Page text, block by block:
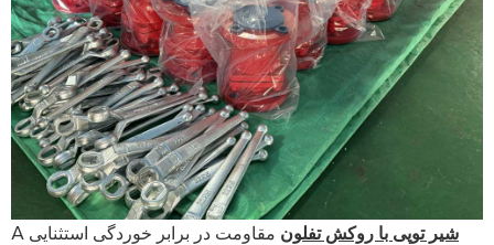
A شیر توپی با روکش تفلون مقاومت در برابر خوردگی استثنایی